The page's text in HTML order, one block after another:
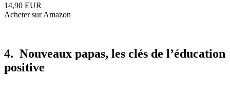
14,90 EUR
Acheter sur Amazon
4. Nouveaux papas, les clés de l’éducation
positive